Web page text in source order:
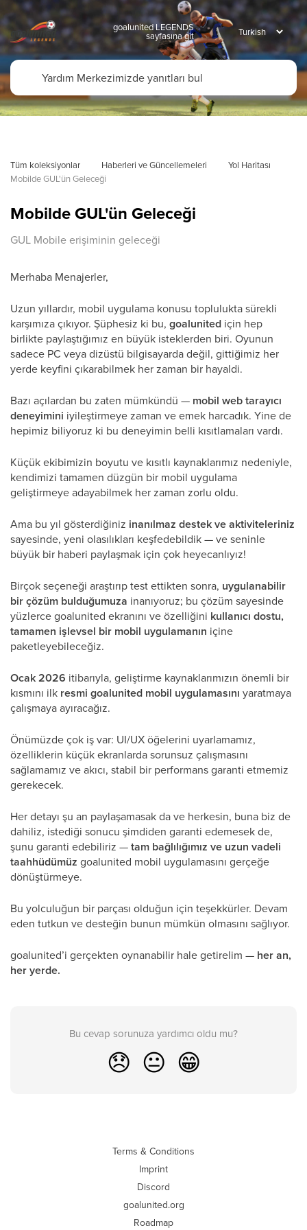
goalunited LEGENDS
sayfasına git
Tüm koleksiyonlar Haberleri ve Güncellemeleri
Yol Haritası
Mobilde GUL'ün Geleceği
Mobilde GUL'ün Geleceği
GUL Mobile erişiminin geleceği
Merhaba Menajerler,
Uzun yıllardır, mobil uygulama konusu toplulukta sürekli
karşımıza çıkıyor. Şüphesiz ki bu, goalunited için hep
birlikte paylaştığımız en büyük isteklerden biri. Oyunun
sadece PC veya dizüstü bilgisayarda değil, gittiğimiz her
yerde keyfini çıkarabilmek her zaman bir hayaldi.
Bazı açılardan bu zaten mümkündü — mobil web tarayıcı
deneyimini iyileştirmeye zaman ve emek harcadık. Yine de
hepimiz biliyoruz ki bu deneyimin belli kısıtlamaları vardı.
Küçük ekibimizin boyutu ve kısıtlı kaynaklarımız nedeniyle,
kendimizi tamamen düzgün bir mobil uygulama
geliştirmeye adayabilmek her zaman zorlu oldu.
Ama bu yıl gösterdiğiniz inanılmaz destek ve aktiviteleriniz
sayesinde, yeni olasılıkları keşfedebildik — ve seninle
büyük bir haberi paylaşmak için çok heyecanlıyız!
Birçok seçeneği araştırıp test ettikten sonra, uygulanabilir
bir çözüm bulduğumuza inanıyoruz; bu çözüm sayesinde
yüzlerce goalunited ekranını ve özelliğini kullanıcı dostu,
tamamen işlevsel bir mobil uygulamanın içine
paketleyebileceğiz.
Ocak 2026 itibarıyla, geliştirme kaynaklarımızın önemli bir
kısmını ilk resmi goalunited mobil uygulamasını yaratmaya
çalışmaya ayıracağız.
Önümüzde çok iş var: UI/UX öğelerini uyarlamamız,
özelliklerin küçük ekranlarda sorunsuz çalışmasını
sağlamamız ve akıcı, stabil bir performans garanti etmemiz
gerekecek.
Her detayı şu an paylaşamasak da ve herkesin, buna biz de
dahiliz, istediği sonucu şimdiden garanti edemesek de,
şunu garanti edebiliriz —tam bağlılığımız ve uzun vadeli
taahhüdümüz goalunited mobil uygulamasını gerçeğe
dönüştürmeye.
Bu yolculuğun bir parçası olduğun için teşekkürler. Devam
eden tutkun ve desteğin bunun mümkün olmasını sağlıyor.
goalunited’i gerçekten oynanabilir hale getirelim — her an,
her yerde.
Bu cevap sorunuza yardımcı oldu mu?
😞 😐 😁
Terms & Conditions
Imprint
Discord
goalunited.org
Roadmap